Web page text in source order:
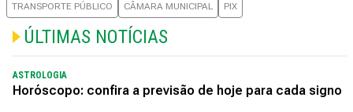
TRANSPORTE PÚBLICO CÂMARA MUNICIPAL PIX
ÚLTIMAS NOTÍCIAS
ASTROLOGIA
Horóscopo: confira a previsão de hoje para cada signo